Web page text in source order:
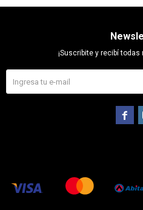
¡Suscribite y recibí
